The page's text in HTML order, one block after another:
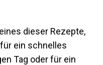
dieser Rezepte,
ein schnelles
Tag oder für ein